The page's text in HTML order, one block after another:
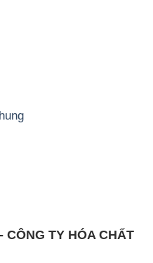
CÔNG TY HÓA CHẤT